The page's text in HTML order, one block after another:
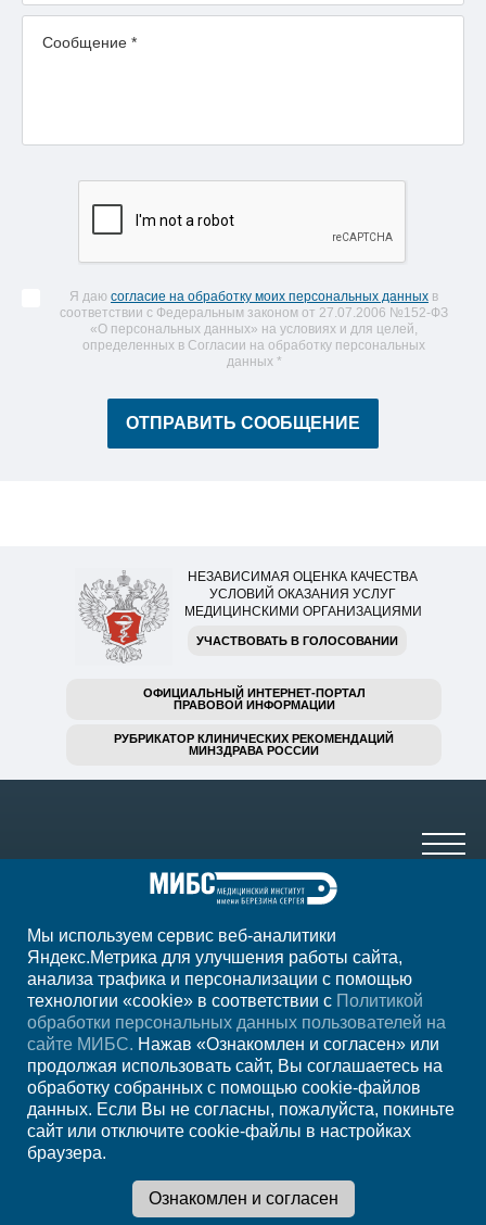
Я даю согласие на обработку моих персональных данных в
соответствии с Федеральным законом от 27.07.2006 №152-ФЗ
«О персональных данных» на условиях и для целей,
определенных в Согласии на обработку персональных
данных *
НЕЗАВИСИМАЯ ОЦЕНКА КАЧЕСТВА
УСЛОВИЙ ОКАЗАНИЯ УСЛУГ
МЕДИЦИНСКИМИ ОРГАНИЗАЦИЯМИ
УЧАСТВОВАТЬ В ГОЛОСОВАНИИ
ОФИЦИАЛЬНЫЙ ИНТЕРНЕТ-ПОРТАЛ
ПРАВОВОЙ ИНФОРМАЦИИ
РУБРИКАТОР КЛИНИЧЕСКИХ РЕКОМЕНДАЦИЙ
МИНЗДРАВА РОССИИ
+7 8412 94-98-01
ежедн. 7.00-23.00
РегионПенза
Записаться на
прием
Мы используем сервис веб-аналитики
Яндекс.Метрика для улучшения работы сайта,
анализа трафика и персонализации с помощью
технологии «cookie» в соответствии с Политикой
обработки персональных данных пользователей на
сайте МИБС. Нажав «Ознакомлен и согласен» или
продолжая использовать сайт, Вы соглашаетесь на
обработку собранных с помощью cookie-файлов
данных. Если Вы не согласны, пожалуйста, покиньте
сайт или отключите cookie-файлы в настройках
браузера.